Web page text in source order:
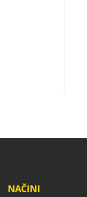
NAČINI